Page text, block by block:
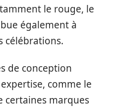
le rouge, le
également à
célébrations.
de conception
comme le
certaines marques